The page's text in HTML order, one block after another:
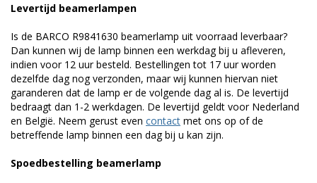
Levertijd beamerlampen
Is de BARCO R9841630 beamerlamp uit voorraad leverbaar?
Dan kunnen wij de lamp binnen een werkdag bij u afleveren,
indien voor 12 uur besteld. Bestellingen tot 17 uur worden
dezelfde dag nog verzonden, maar wij kunnen hiervan niet
garanderen dat de lamp er de volgende dag al is. De levertijd
bedraagt dan 1-2 werkdagen. De levertijd geldt voor Nederland
en België. Neem gerust even contact met ons op of de
betreffende lamp binnen een dag bij u kan zijn.
Spoedbestelling beamerlamp